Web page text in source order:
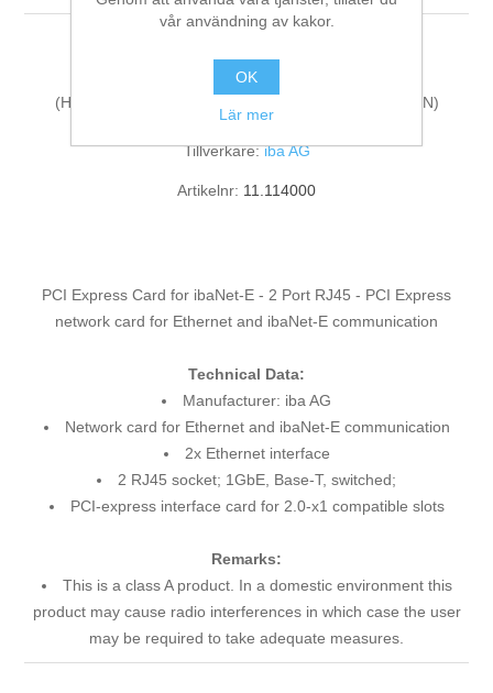
(HarmonizedCode:84733020, ECCN:N, LKZ:DE, AG:N)
Tillverkare: iba AG
Artikelnr: 11.114000
PCI Express Card for ibaNet-E - 2 Port RJ45 - PCI Express
network card for Ethernet and ibaNet-E communication
Technical Data:
Manufacturer: iba AG
Network card for Ethernet and ibaNet-E communication
2x Ethernet interface
2 RJ45 socket; 1GbE, Base-T, switched;
PCI-express interface card for 2.0-x1 compatible slots
Remarks:
This is a class A product. In a domestic environment this
product may cause radio interferences in which case the user
may be required to take adequate measures.
vår användning av kakor.
OK
Lär mer